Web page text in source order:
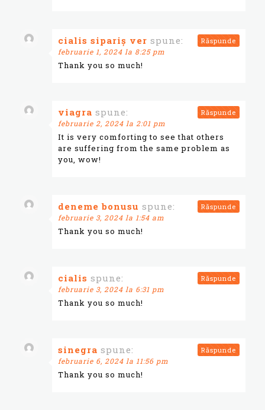
cialis sipariş ver spune:
februarie 1, 2024 la 8:25 pm
Thank you so much!
Răspunde
viagra spune:
februarie 2, 2024 la 2:01 pm
It is very comforting to see that others
are suffering from the same problem as
you, wow!
Răspunde
deneme bonusu spune:
februarie 3, 2024 la 1:54 am
Thank you so much!
Răspunde
cialis spune:
februarie 3, 2024 la 6:31 pm
Thank you so much!
Răspunde
sinegra spune:
februarie 6, 2024 la 11:56 pm
Thank you so much!
Răspunde